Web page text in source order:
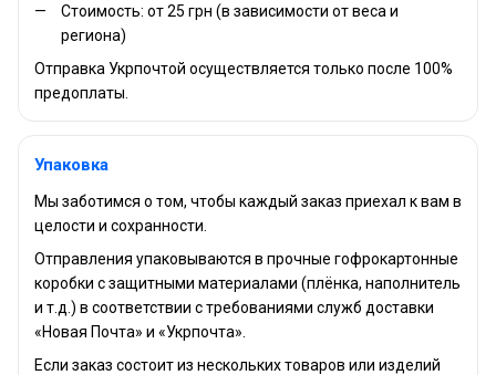
Стоимость: от 25 грн (в зависимости от веса и
региона)
Отправка Укрпочтой осуществляется только после 100%
предоплаты.
Упаковка
Мы заботимся о том, чтобы каждый заказ приехал к вам в
целости и сохранности.
Отправления упаковываются в прочные гофрокартонные
коробки с защитными материалами (плёнка, наполнитель
и т.д.) в соответствии с требованиями служб доставки
«Новая Почта» и «Укрпочта».
Если заказ состоит из нескольких товаров или изделий